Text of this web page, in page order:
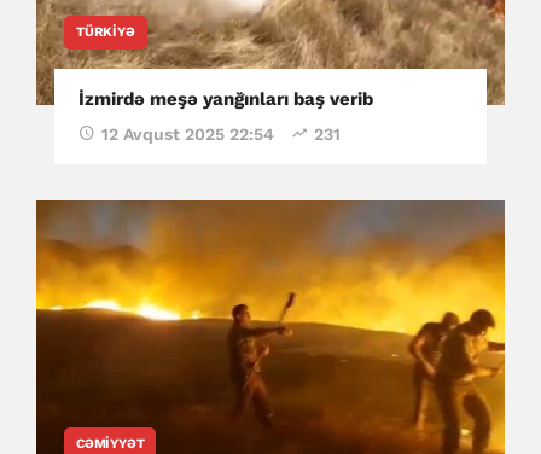
TÜRKIYƏ
İzmirdə meşə yanğınları baş verib
12 Avqust 2025 22:54 231
CƏMIYYƏT